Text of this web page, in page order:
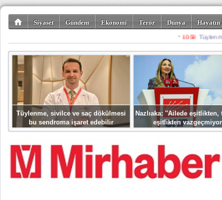
Siyaset Gündem Ekonomi Terör Dünya
Spor Misafir
Tüylenme, sivilce ve saç dökülmesi
bu sendroma işaret edebilir
Nazlıaka: ''Ailede eşitlikten,
eşitlikten